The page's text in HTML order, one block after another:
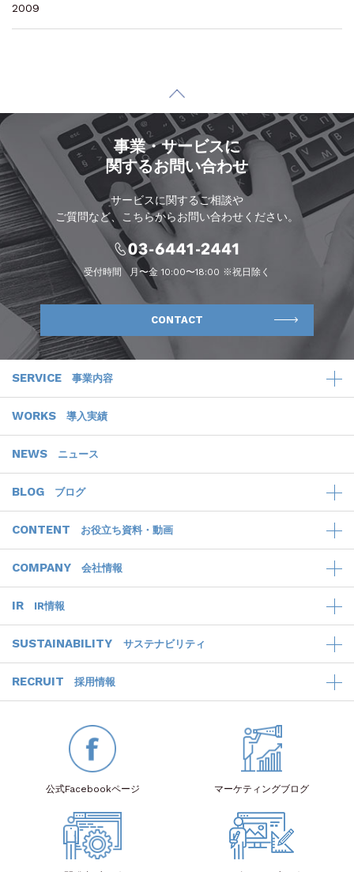
2009
事業・サービスに
関するお問い合わせ
サービスに関するご相談や
ご質問など、こちらからお問い合わせください。
受付時間 月〜金 10:00〜18:00 ※祝日除く
CONTACT
SERVICE 事業内容
WORKS 導入実績
NEWS ニュース
BLOG ブログ
CONTENT お役立ち資料・動画
COMPANY 会社情報
IR IR情報
SUSTAINABILITY サステナビリティ
RECRUIT 採用情報
公式Facebookページ マーケティングブログ